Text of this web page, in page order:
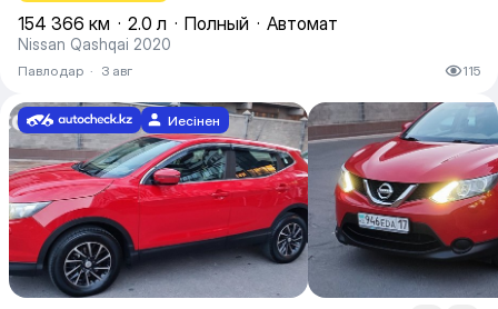
154 366 км · 2.0 л · Полный · Автомат
Nissan Qashqai 2020
Павлодар · 3 авг 115
Иесінен